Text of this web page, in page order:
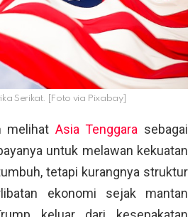
Serikat. [Foto via Pixabay]
melihat Asia Tenggara sebagai
untuk melawan kekuatan
tetapi kurangnya struktur
ekonomi sejak mantan